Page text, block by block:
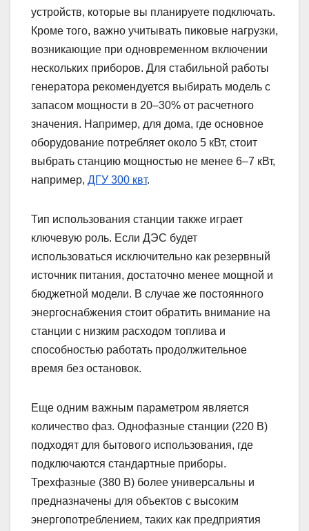
устройств, которые вы планируете подключать.
Кроме того, важно учитывать пиковые нагрузки,
возникающие при одновременном включении
нескольких приборов. Для стабильной работы
генератора рекомендуется выбирать модель с
запасом мощности в 20–30% от расчетного
значения. Например, для дома, где основное
оборудование потребляет около 5 кВт, стоит
выбрать станцию мощностью не менее 6–7 кВт,
например, ДГУ 300 квт.
Тип использования станции также играет
ключевую роль. Если ДЭС будет
использоваться исключительно как резервный
источник питания, достаточно менее мощной и
бюджетной модели. В случае же постоянного
энергоснабжения стоит обратить внимание на
станции с низким расходом топлива и
способностью работать продолжительное
время без остановок.
Еще одним важным параметром является
количество фаз. Однофазные станции (220 В)
подходят для бытового использования, где
подключаются стандартные приборы.
Трехфазные (380 В) более универсальны и
предназначены для объектов с высоким
энергопотреблением, таких как предприятия